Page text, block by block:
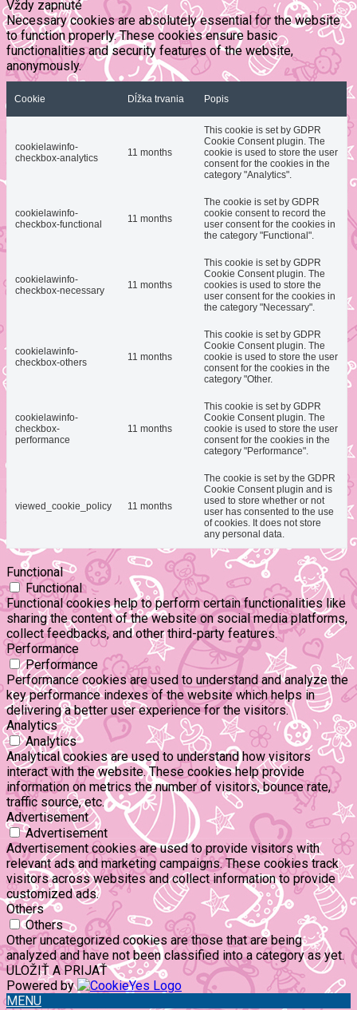
Vždy zapnuté
Necessary cookies are absolutely essential for the website
to function properly. These cookies ensure basic
functionalities and security features of the website,
anonymously.
Cookie Dĺžka trvania Popis
cookielawinfo-
checkbox-analytics
11 months
This cookie is set by GDPR
Cookie Consent plugin. The
cookie is used to store the user
consent for the cookies in the
category "Analytics".
cookielawinfo-
checkbox-functional
11 months
The cookie is set by GDPR
cookie consent to record the
user consent for the cookies in
the category "Functional".
cookielawinfo-
checkbox-necessary
11 months
This cookie is set by GDPR
Cookie Consent plugin. The
cookies is used to store the
user consent for the cookies in
the category "Necessary".
cookielawinfo-
checkbox-others
11 months
This cookie is set by GDPR
Cookie Consent plugin. The
cookie is used to store the user
consent for the cookies in the
category "Other.
cookielawinfo-
checkbox-
performance
11 months
This cookie is set by GDPR
Cookie Consent plugin. The
cookie is used to store the user
consent for the cookies in the
category "Performance".
viewed_cookie_policy 11 months
The cookie is set by the GDPR
Cookie Consent plugin and is
used to store whether or not
user has consented to the use
of cookies. It does not store
any personal data.
Functional
Functional
Functional cookies help to perform certain functionalities like
sharing the content of the website on social media platforms,
collect feedbacks, and other third-party features.
Performance
Performance
Performance cookies are used to understand and analyze the
key performance indexes of the website which helps in
delivering a better user experience for the visitors.
Analytics
Analytics
Analytical cookies are used to understand how visitors
interact with the website. These cookies help provide
information on metrics the number of visitors, bounce rate,
traffic source, etc.
Advertisement
Advertisement
Advertisement cookies are used to provide visitors with
relevant ads and marketing campaigns. These cookies track
visitors across websites and collect information to provide
customized ads.
Others
Others
Other uncategorized cookies are those that are being
analyzed and have not been classified into a category as yet.
ULOŽIŤ A PRIJAŤ
Powered by
MENU